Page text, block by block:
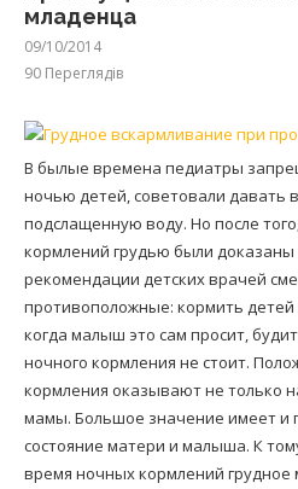
младенца
09/10/2014
90 Переглядів
В былые времена педиатры
ночью детей, советовали давать
подслащенную воду. Но после
кормлений грудью были доказаны
рекомендации детских врачей
противоположные: кормить
когда малыш это сам просит,
ночного кормления не стоит.
кормления оказывают не только
мамы. Большое значение имеет и
состояние матери и малыша. К
время ночных кормлений грудное